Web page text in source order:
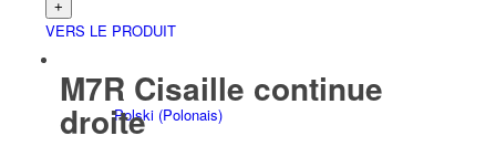
Polski(Polonais)
VERS LE PRODUIT
M7R Cisaille continue
droite